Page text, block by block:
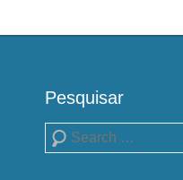
Pesquisar
Pesquisa